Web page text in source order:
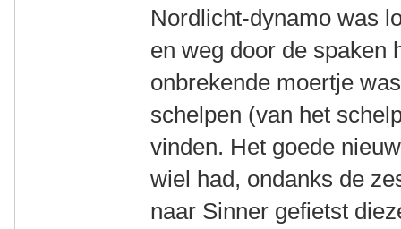
Nordlicht-dynamo was
en weg door de spaken
onbrekende moertje
schelpen (van het
vinden. Het goede
wiel had, ondanks de
naar Sinner gefietst